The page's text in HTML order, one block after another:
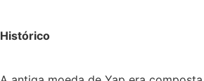
Histórico